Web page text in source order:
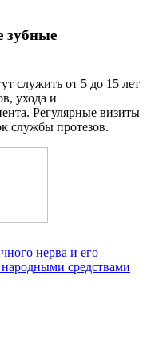
зубные
служить от 5 до 15 лет
ухода и
Регулярные визиты
службы протезов.
нерва и его
средствами